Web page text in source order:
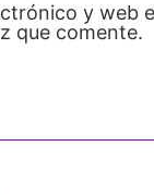
y web
que comente.